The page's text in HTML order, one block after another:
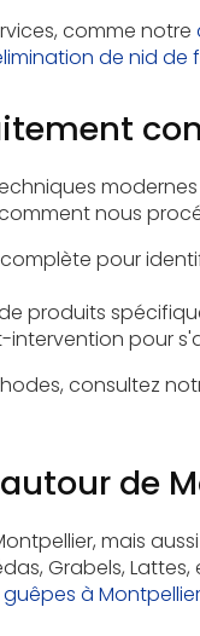
comme notre
de nid de
nous
pour
produits
pour
consultez
de
mais
Grabels, Lattes,
à Montpellier